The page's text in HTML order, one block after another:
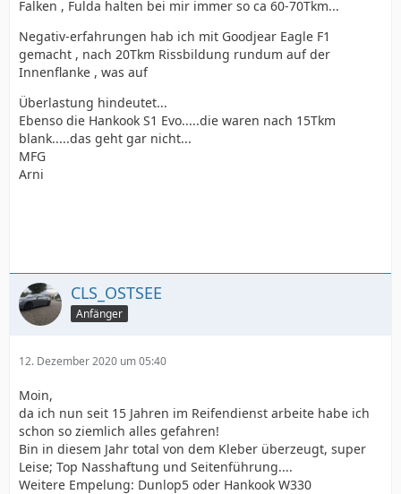
Falken , Fulda halten bei mir immer so ca 60-70Tkm...
Negativ-erfahrungen hab ich mit Goodjear Eagle F1
gemacht , nach 20Tkm Rissbildung rundum auf der
Innenflanke , was auf
Überlastung hindeutet...
Ebenso die Hankook S1 Evo.....die waren nach 15Tkm
blank.....das geht gar nicht...
MFG
Arni
CLS_OSTSEE
Anfänger
12. Dezember 2020 um 05:40
Moin,
da ich nun seit 15 Jahren im Reifendienst arbeite habe ich
schon so ziemlich alles gefahren!
Bin in diesem Jahr total von dem Kleber überzeugt, super
Leise; Top Nasshaftung und Seitenführung....
Weitere Empelung: Dunlop5 oder Hankook W330